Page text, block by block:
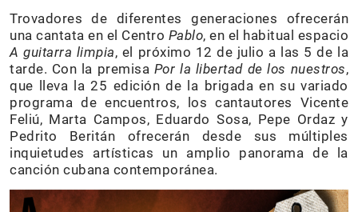
Trovadores de diferentes generaciones ofrecerán
una cantata en el Centro Pablo, en el habitual espacio
A guitarra limpia, el próximo 12 de julio a las 5 de la
tarde. Con la premisa Por la libertad de los nuestros,
que lleva la 25 edición de la brigada en su variado
programa de encuentros, los cantautores Vicente
Feliú, Marta Campos, Eduardo Sosa, Pepe Ordaz y
Pedrito Beritán ofrecerán desde sus múltiples
inquietudes artísticas un amplio panorama de la
canción cubana contemporánea.